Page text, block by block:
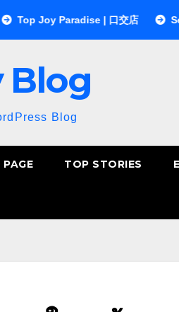
Paradise | 口交店
Blog
Blog
PAGE TOP STORIES